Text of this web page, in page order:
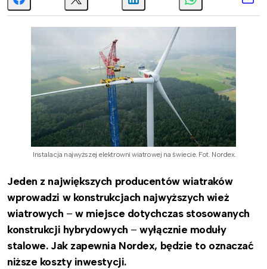
Instalacja najwyższej elektrowni wiatrowej na świecie. Fot. Nordex.
Jeden z największych producentów wiatraków
wprowadzi w konstrukcjach najwyższych wież
wiatrowych –w miejsce dotychczas stosowanych
konstrukcji hybrydowych – wyłącznie moduły
stalowe. Jak zapewnia Nordex, będzie to oznaczać
niższe koszty inwestycji.